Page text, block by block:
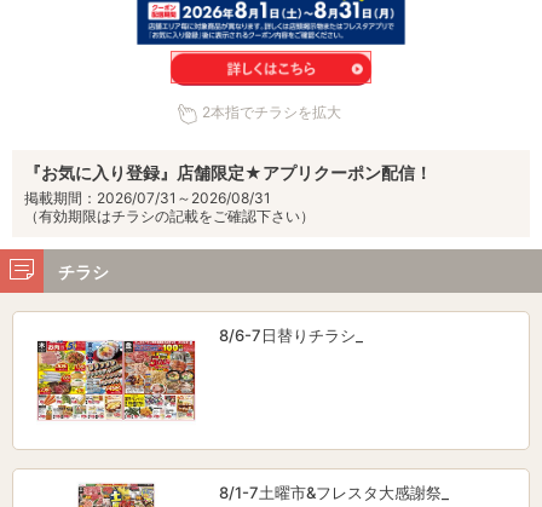
2本指でチラシを拡大
『お気に入り登録』店舗限定★アプリクーポン配信！
掲載期間：2026/07/31～2026/08/31
（有効期限はチラシの記載をご確認下さい）
チラシ
8/6-7日替りチラシ_
8/1-7土曜市&フレスタ大感謝祭_